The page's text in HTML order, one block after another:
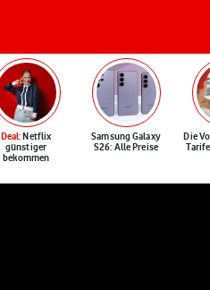
Deal: Netflix
günstiger
bekommen
Samsung Galaxy
S26: Alle Preise
Die